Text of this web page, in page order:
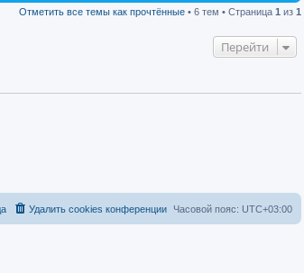
Отметить все темы как прочтённые • 6 тем • Страница 1 из 1
Перейти
Часовой пояс: UTC+03:00
Удалить cookies конференции